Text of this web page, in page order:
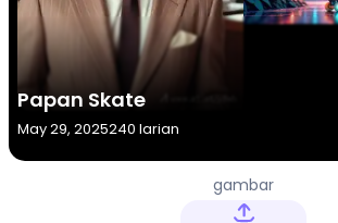
Papan Skate
May 29, 2025240 larian
gambar